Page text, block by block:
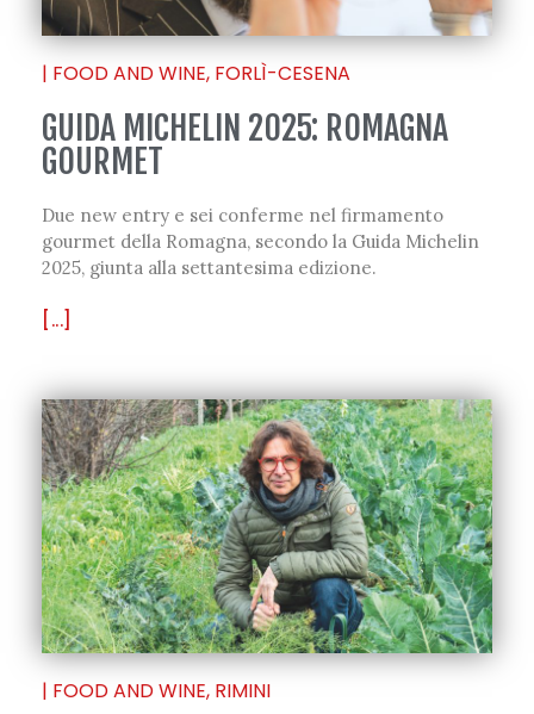
| FOOD AND WINE, FORLÌ-CESENA
GUIDA MICHELIN 2025: ROMAGNA
GOURMET
Due new entry e sei conferme nel firmamento
gourmet della Romagna, secondo la Guida Michelin
2025, giunta alla settantesima edizione.
[...]
| FOOD AND WINE, RIMINI